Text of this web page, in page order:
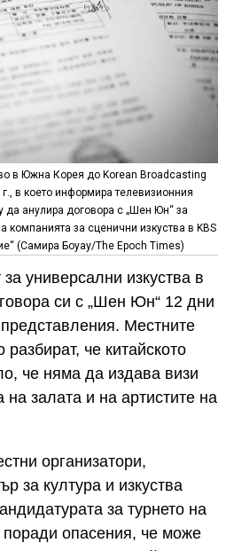
в Южна Корея до Korean Broadcasting
в което информира телевизионния
да анулира договора с „Шен Юн“ за
компанията за сценични изкуства в KBS
(Самира Боуау/The Epoch Times)
универсални изкуства в
си с „Шен Юн“ 12 дни
Местните
че китайското
че няма да издава визи
залата и на артистите на
организатори,
за култура и изкуства
за турнето на
опасения, че може